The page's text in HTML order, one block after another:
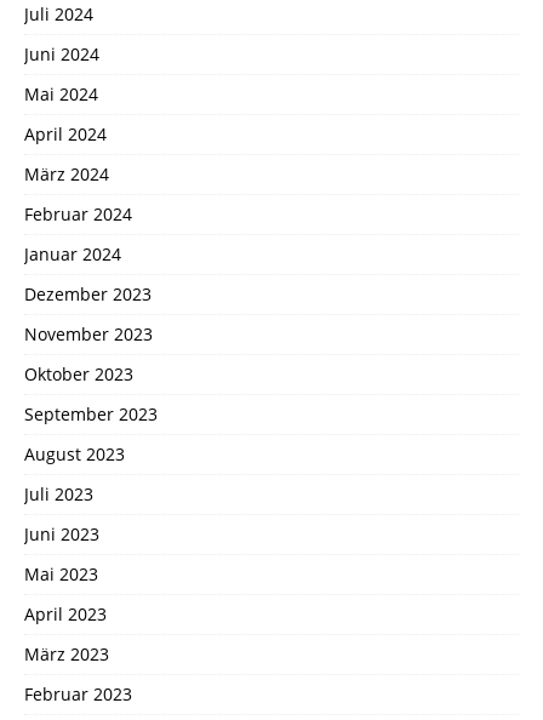
Juli 2024
Juni 2024
Mai 2024
April 2024
März 2024
Februar 2024
Januar 2024
Dezember 2023
November 2023
Oktober 2023
September 2023
August 2023
Juli 2023
Juni 2023
Mai 2023
April 2023
März 2023
Februar 2023